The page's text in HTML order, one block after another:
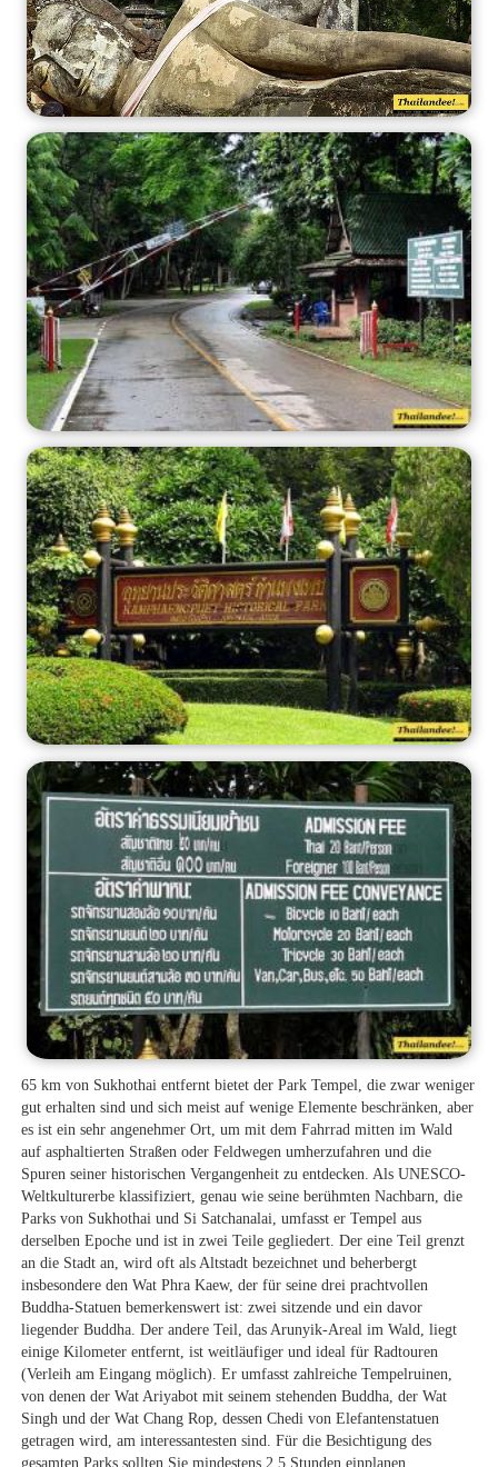
65 km von Sukhothai entfernt bietet der Park Tempel, die zwar weniger
gut erhalten sind und sich meist auf wenige Elemente beschränken, aber
es ist ein sehr angenehmer Ort, um mit dem Fahrrad mitten im Wald
auf asphaltierten Straßen oder Feldwegen umherzufahren und die
Spuren seiner historischen Vergangenheit zu entdecken. Als UNESCO-
Weltkulturerbe klassifiziert, genau wie seine berühmten Nachbarn, die
Parks von Sukhothai und Si Satchanalai, umfasst er Tempel aus
derselben Epoche und ist in zwei Teile gegliedert. Der eine Teil grenzt
an die Stadt an, wird oft als Altstadt bezeichnet und beherbergt
insbesondere den Wat Phra Kaew, der für seine drei prachtvollen
Buddha-Statuen bemerkenswert ist: zwei sitzende und ein davor
liegender Buddha. Der andere Teil, das Arunyik-Areal im Wald, liegt
einige Kilometer entfernt, ist weitläufiger und ideal für Radtouren
(Verleih am Eingang möglich). Er umfasst zahlreiche Tempelruinen,
von denen der Wat Ariyabot mit seinem stehenden Buddha, der Wat
Singh und der Wat Chang Rop, dessen Chedi von Elefantenstatuen
getragen wird, am interessantesten sind. Für die Besichtigung des
gesamten Parks sollten Sie mindestens 2,5 Stunden einplanen.